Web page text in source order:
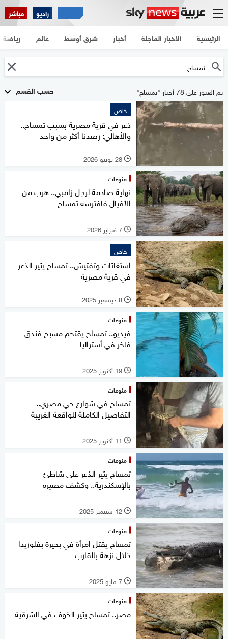
راديو مباشر
الرئيسية الأخبار العاجلة أخبار شرق أوسط عالم رياضة
حسب القسم تم العثور على 78 أخبار "تمساح"
خاص
ذعر في قرية مصرية بسبب تمساح..
والأهالي: رصدنا أكثر من واحد
l 28 يونيو 2026
منوعات
نهاية صادمة لرجل زامبي.. هرب من
الأفيال فافترسه تمساح
l 7 فبراير 2026
خاص
استغاثات وتفتيش.. تمساح يثير الذعر
في قرية مصرية
l 8 ديسمبر 2025
منوعات
فيديو.. تمساح يقتحم مسبح فندق
فاخر في أستراليا
l 19 أكتوبر 2025
منوعات
تمساح في شوارع حي مصري..
التفاصيل الكاملة للواقعة الغريبة
l 11 أكتوبر 2025
منوعات
تمساح يثير الذعر على شاطئ
بالإسكندرية.. وكشف مصيره
l 12 سبتمبر 2025
منوعات
تمساح يقتل امرأة في بحيرة بفلوريدا
خلال نزهة بالقارب
l 7 مايو 2025
منوعات
مصر.. تمساح يثير الخوف في الشرقية